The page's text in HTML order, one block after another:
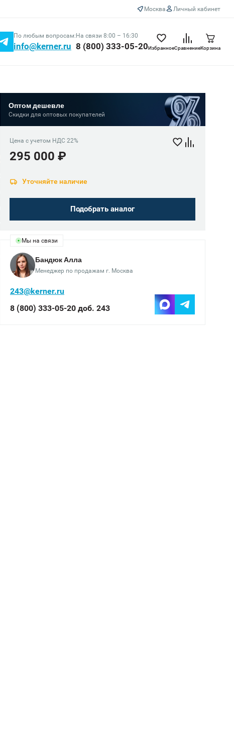
Москва Личный кабинет
По любым вопросам:
info@kerner.ru
На связи 8:00 – 16:30
8 (800) 333-05-20ИзбранноеСравнениеКорзина
Оптом дешевле
Скидки для оптовых покупателей
Цена с учетом НДС 22%
295 000 ₽
Уточняйте наличие
Подобрать аналог
Мы на связи
Бандюк Алла
Менеджер по продажам г. Москва
243@kerner.ru
8 (800) 333-05-20 доб. 243